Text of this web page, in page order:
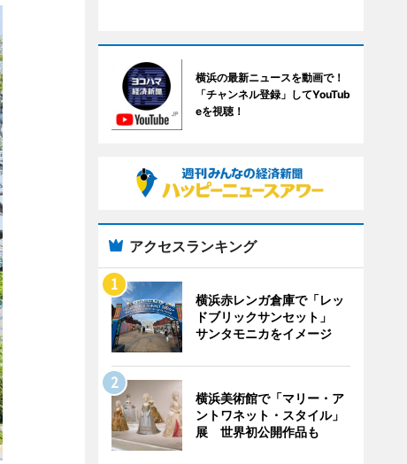
横浜の最新ニュースを動画で！
「チャンネル登録」してYouTub
eを視聴！
アクセスランキング
横浜赤レンガ倉庫で「レッ
ドブリックサンセット」
サンタモニカをイメージ
横浜美術館で「マリー・ア
ントワネット・スタイル」
展 世界初公開作品も